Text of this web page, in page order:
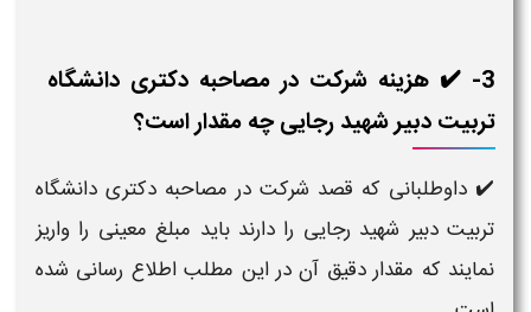
3- ✔️ هزینه شرکت در مصاحبه دکتری دانشگاه
تربیت دبیر شهید رجایی چه مقدار است؟
✔️ داوطلبانی که قصد شرکت در مصاحبه دکتری دانشگاه
تربیت دبیر شهید رجایی را دارند باید مبلغ معینی را واریز
نمایند که مقدار دقیق آن در این مطلب اطلاع رسانی شده